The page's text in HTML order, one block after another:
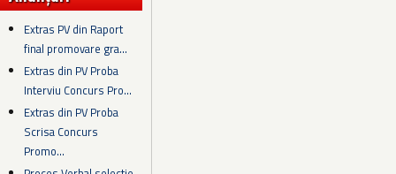
Extras PV din Raport
final promovare gra...
Extras din PV Proba
Interviu Concurs Pro...
Extras din PV Proba
Scrisa Concurs
Promo...